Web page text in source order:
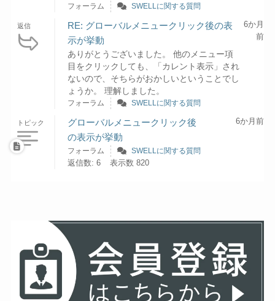
フォーラム SWELLに関する質問
返信
RE: グローバルメニュークリック後の表
示が挙動
ありがとうございました。 他のメニュー項
目をクリックしても、「カレント表示」され
ないので、そちらがおかしいということでし
ょうか。 理解しました。
6か月
前
フォーラム SWELLに関する質問
トピック
グローバルメニュークリック後
の表示が挙動
6か月前
フォーラム SWELLに関する質問
返信数: 6 表示数 820